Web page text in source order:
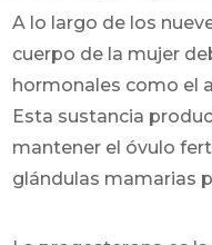
A lo largo de los
cuerpo de la mujer
hormonales como el
Esta sustancia
mantener el óvulo
glándulas mamarias